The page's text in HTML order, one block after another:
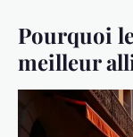
Pourquoi
meilleur